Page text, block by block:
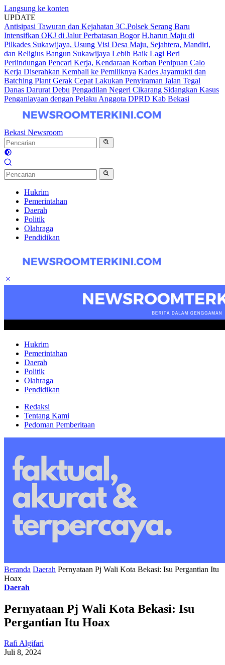
Langsung ke konten
UPDATE
Antisipasi Tawuran dan Kejahatan 3C,Polsek Serang Baru
Intensifkan OKJ di Jalur Perbatasan Bogor H.harun Maju di
Pilkades Sukawijaya, Usung Visi Desa Maju, Sejahtera, Mandiri,
dan Religius Bangun Sukawijaya Lebih Baik Lagi Beri
Perlindungan Pencari Kerja, Kendaraan Korban Penipuan Calo
Kerja Diserahkan Kembali ke Pemiliknya Kades Jayamukti dan
Batching Plant Gerak Cepat Lakukan Penyiraman Jalan Tegal
Danas Darurat Debu Pengadilan Negeri Cikarang Sidangkan Kasus
Penganiayaan dengan Pelaku Anggota DPRD Kab Bekasi
Bekasi Newsroom
Hukrim
Pemerintahan
Daerah
Politik
Olahraga
Pendidikan
Hukrim
Pemerintahan
Daerah
Politik
Olahraga
Pendidikan
Redaksi
Tentang Kami
Pedoman Pemberitaan
Beranda Daerah Pernyataan Pj Wali Kota Bekasi: Isu Pergantian Itu
Hoax
Daerah
Pernyataan Pj Wali Kota Bekasi: Isu
Pergantian Itu Hoax
Rafi Algifari
Juli 8, 2024